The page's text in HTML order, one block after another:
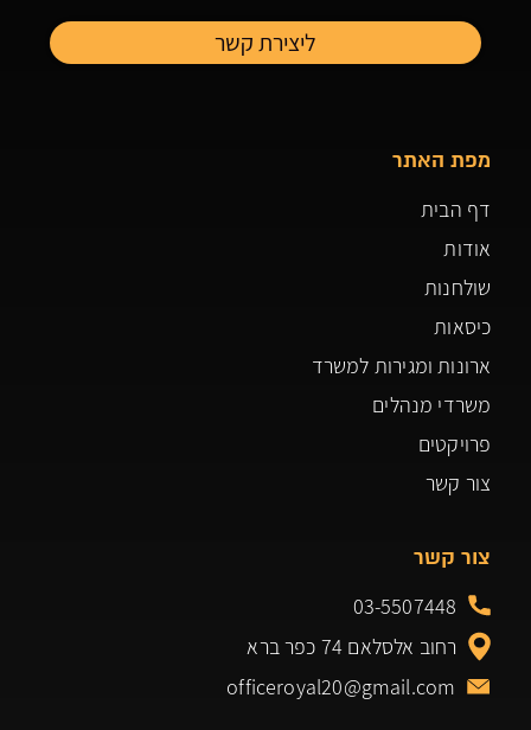
מפת האתר
דף הבית
אודות
שולחנות
כיסאות
ארונות ומגירות למשרד
משרדי מנהלים
פרויקטים
צור קשר
צור קשר
03-5507448
רחוב אלסלאם 74 כפר ברא
officeroyal20@gmail.com